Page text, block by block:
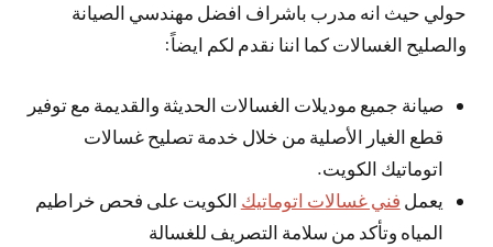
حولي حيث انه مدرب باشراف افضل مهندسي الصيانة
والصليح الغسالات كما اننا نقدم لكم ايضاً:
صيانة جميع موديلات الغسالات الحديثة والقديمة مع توفير
قطع الغيار الأصلية من خلال خدمة تصليح غسالات
اتوماتيك الكويت.
يعمل فني غسالات اتوماتيك الكويت على فحص خراطيم
المياه وتأكد من سلامة التصريف للغسالة